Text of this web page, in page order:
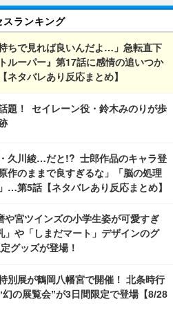
スランキング
ちで見れば良いんだよ…」急転直下
ルーパー』第17話に感情の追いつか
タバレあり反応まとめ】
題！ セイレーン役・鈴木みのりが歩
・久川綾…だと!? 士郎作品のキャラ登
作のままで良すぎるな」「脳の処理
…第5話【ネタバレあり反応まとめ】
や宮ツインズの小学生姿が可愛すぎ
や「しまだマート」デザインのグ
グッズが登場！
別展が鶴岡八幡宮で開催！ 北条時行
の展覧会”が3日間限定で登場【8/28